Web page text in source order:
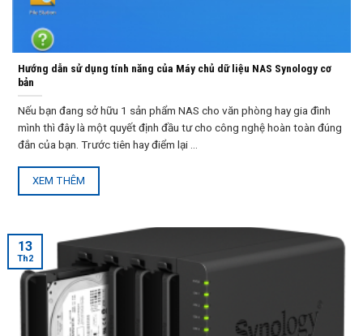
Hướng dẫn sử dụng tính năng của Máy chủ dữ liệu NAS Synology cơ
bản
Nếu bạn đang sở hữu 1 sản phẩm NAS cho văn phòng hay gia đình
mình thì đây là một quyết định đầu tư cho công nghệ hoàn toàn đúng
đắn của bạn. Trước tiên hay điểm lại ...
XEM THÊM
13
Th2